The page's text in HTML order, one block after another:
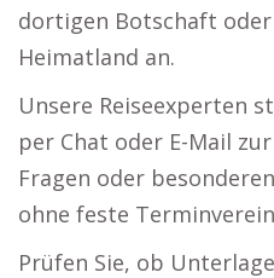
dortigen Botschaft
Heimatland an.
Unsere Reiseexperten
per Chat oder E-Mail
Fragen oder
ohne feste
Prüfen Sie, ob